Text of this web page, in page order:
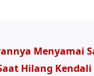
Menyamai
Hilang